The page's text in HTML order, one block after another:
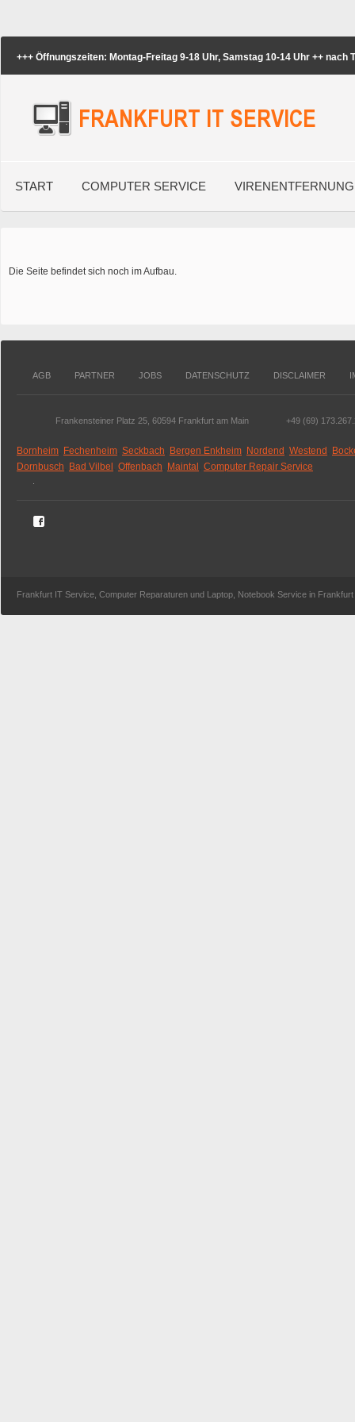
+++ Öffnungszeiten: Montag-Freitag 9-18 Uhr, Samstag 10-14 Uhr ++ nach
START COMPUTER SERVICE VIRENENTFERNUNG
Die Seite befindet sich noch im Aufbau.
AGB PARTNER JOBS DATENSCHUTZ DISCLAIMER
Frankensteiner Platz 25, 60594 Frankfurt am Main +49 (69)
Bornheim Fechenheim Seckbach Bergen Enkheim Nordend Westend
Dornbusch
Bad Vilbel Offenbach Maintal Computer Repair Service
Frankfurt IT Service, Computer Reparaturen und Laptop, Notebook Service in